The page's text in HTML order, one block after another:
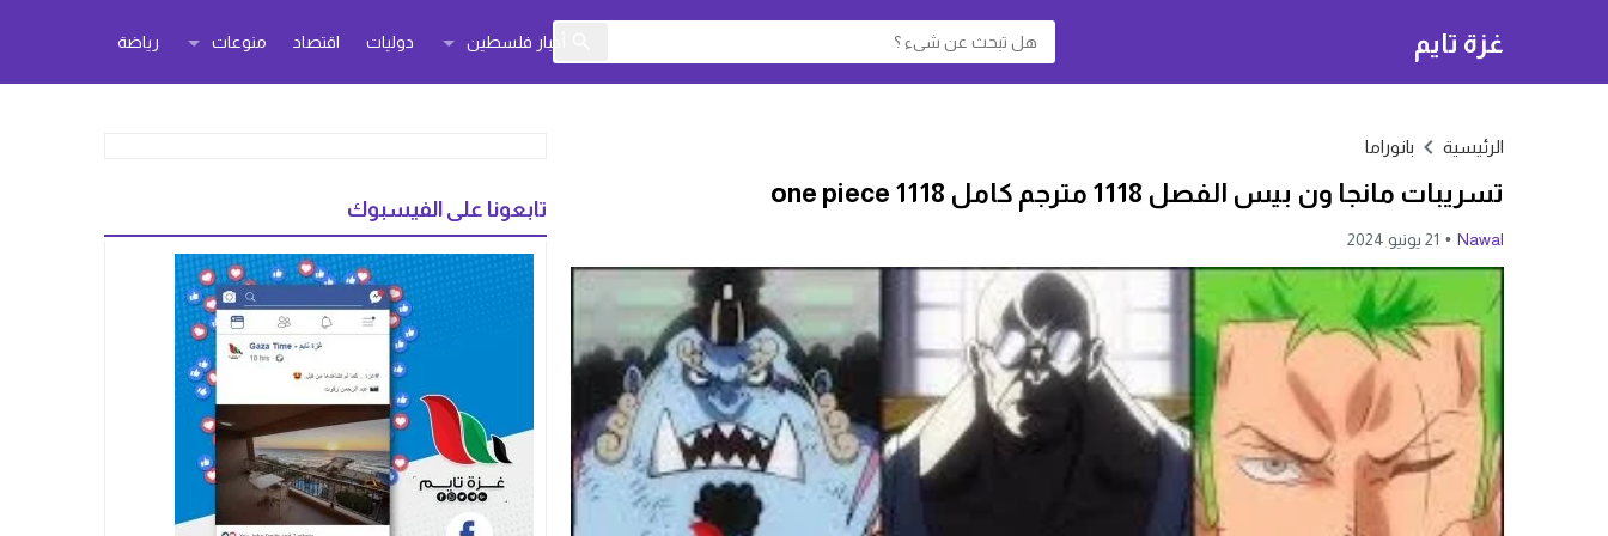
غزة تايم أخبار فلسطين دوليات اقتصاد منوعات رياضة
الرئيسية بانوراما
تسريبات مانجا ون بيس الفصل 1118 مترجم كامل 1118 one piece
Nawal 21 يونيو 2024
تابعونا على الفيسبوك